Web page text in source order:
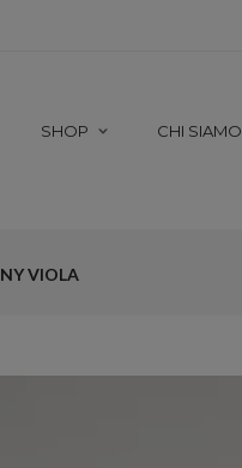
SHOP CHI SIAMO
NY VIOLA